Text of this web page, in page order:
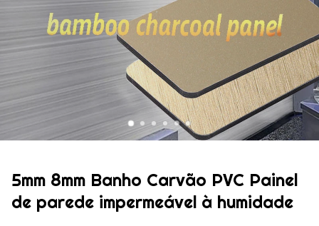
5mm 8mm Banho Carvão PVC Painel
de parede impermeável à humidade